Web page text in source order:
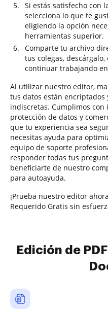
Si estás satisfecho con
selecciona lo que te
eligiendo la opción
herramientas superior.
Comparte tu archivo
tus colegas,
continuar trabajando
Al utilizar nuestro editor,
tus datos están
indiscretas. Cumplimos
protección de datos y
que tu experiencia sea
necesitas ayuda para
equipo de soporte
responder todas tus
beneficiarte de nuestro
para autoayuda.
¡Prueba nuestro editor
Requerido Gratis sin
Edición de